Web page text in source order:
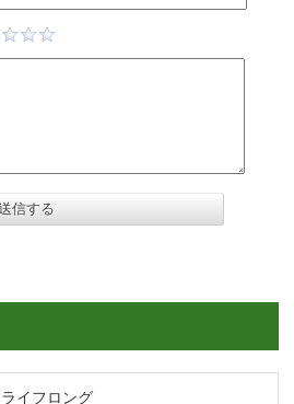
ライフロング